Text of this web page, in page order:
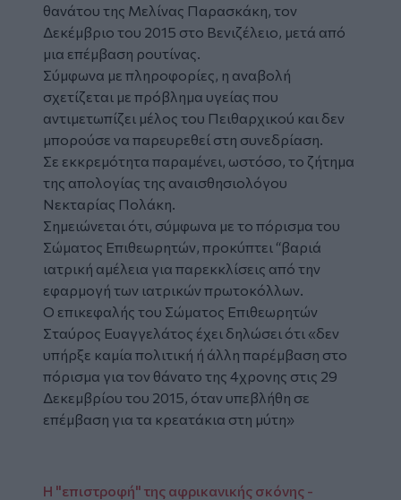
θανάτου της Μελίνας Παρασκάκη, τον
Δεκέμβριο του 2015 στο Βενιζέλειο, μετά από
μια επέμβαση ρουτίνας.
Σύμφωνα με πληροφορίες, η αναβολή
σχετίζεται με πρόβλημα υγείας που
αντιμετωπίζει μέλος του Πειθαρχικού και δεν
μπορούσε να παρευρεθεί στη συνεδρίαση.
Σε εκκρεμότητα παραμένει, ωστόσο, το ζήτημα
της απολογίας της αναισθησιολόγου
Νεκταρίας Πολάκη.
Σημειώνεται ότι, σύμφωνα με το πόρισμα του
Σώματος Επιθεωρητών, προκύπτει “βαριά
ιατρική αμέλεια για παρεκκλίσεις από την
εφαρμογή των ιατρικών πρωτοκόλλων.
Ο επικεφαλής του Σώματος Επιθεωρητών
Σταύρος Ευαγγελάτος έχει δηλώσει ότι «δεν
υπήρξε καμία πολιτική ή άλλη παρέμβαση στο
πόρισμα για τον θάνατο της 4χρονης στις 29
Δεκεμβρίου του 2015, όταν υπεβλήθη σε
επέμβαση για τα κρεατάκια στη μύτη»
Η "επιστροφή" της αφρικανικής σκόνης -